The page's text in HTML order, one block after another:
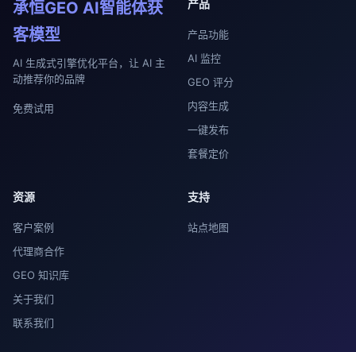
承恒GEO AI智能体获
客模型
AI 生成式引擎优化平台，让 AI 主
动推荐你的品牌
免费试用
产品
产品功能
AI 监控
GEO 评分
内容生成
一键发布
套餐定价
资源
客户案例
代理商合作
GEO 知识库
关于我们
联系我们
支持
站点地图